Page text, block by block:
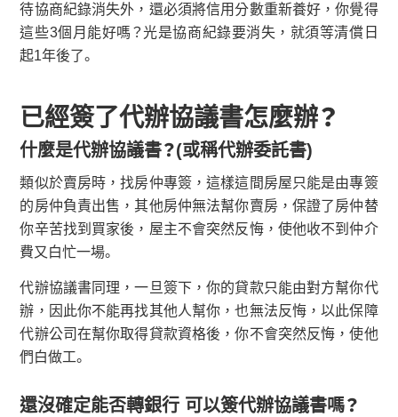
待協商紀錄消失外，還必須將信用分數重新養好，你覺得
這些3個月能好嗎？光是協商紀錄要消失，就須等清償日
起1年後了。
已經簽了代辦協議書怎麼辦？
什麼是代辦協議書？(或稱代辦委託書)
類似於賣房時，找房仲專簽，這樣這間房屋只能是由專簽
的房仲負責出售，其他房仲無法幫你賣房，保證了房仲替
你辛苦找到買家後，屋主不會突然反悔，使他收不到仲介
費又白忙一場。
代辦協議書同理，一旦簽下，你的貸款只能由對方幫你代
辦，因此你不能再找其他人幫你，也無法反悔，以此保障
代辦公司在幫你取得貸款資格後，你不會突然反悔，使他
們白做工。
還沒確定能否轉銀行 可以簽代辦協議書嗎？